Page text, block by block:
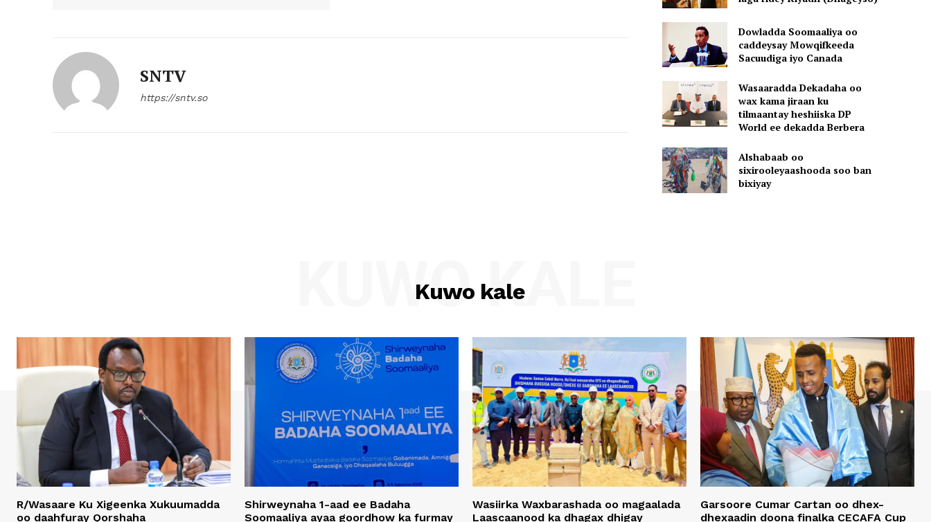
SNTV
https://sntv.so
Dowladda Soomaaliya oo
caddeysay Mowqifkeeda
Sacuudiga iyo Canada
Wasaaradda Dekadaha oo
wax kama jiraan ku
tilmaantay heshiiska DP
World ee dekadda Berbera
Alshabaab oo
sixirooleyaashooda soo ban
bixiyay
Kuwo kale
KUWO KALE
R/Wasaare Ku Xigeenka Xukuumadda
oo daahfuray Qorshaha
Shirweynaha 1-aad ee Badaha
Soomaaliya ayaa goordhow ka furmay
Wasiirka Waxbarashada oo magaalada
Laascaanood ka dhagax dhigay
Garsoore Cumar Cartan oo dhex-
dhexaadin doona finalka CECAFA Cup